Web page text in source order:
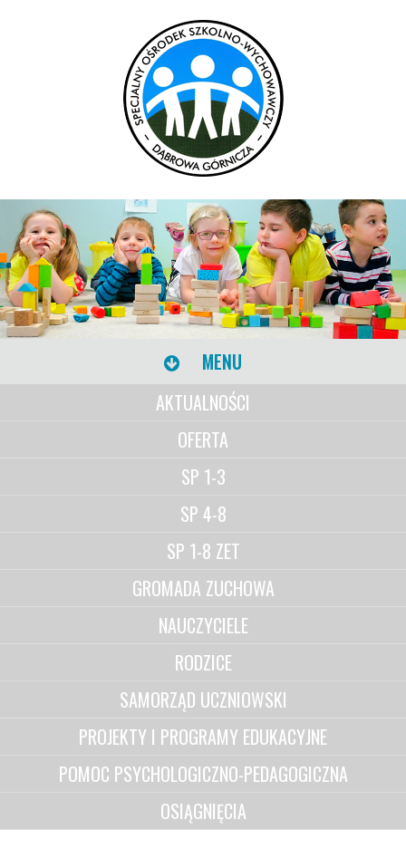
MENU
AKTUALNOŚCI
OFERTA
SP 1-3
SP 4-8
SP 1-8 ZET
GROMADA ZUCHOWA
NAUCZYCIELE
RODZICE
SAMORZĄD UCZNIOWSKI
PROJEKTY I PROGRAMY EDUKACYJNE
POMOC PSYCHOLOGICZNO-PEDAGOGICZNA
OSIĄGNIĘCIA